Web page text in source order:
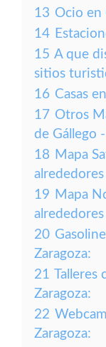
13 Ocio en
14
15 A que
sitios
16 Casas
17 Otros
de Gállego
18 Mapa
alrededores
19 Mapa
alrededores
20
Zaragoza:
21 Talleres
Zaragoza:
22
Zaragoza: